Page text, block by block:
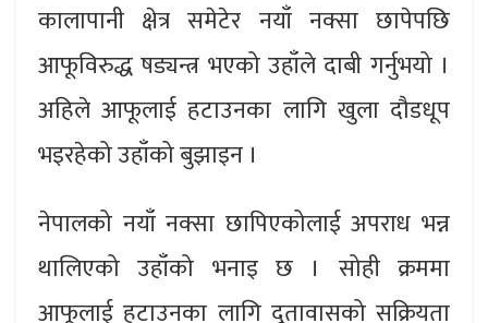
कालापानी क्षेत्र समेटेर नयाँ नक्सा छापेपछि
आफूविरुद्ध षड्यन्त्र भएको उहाँले दाबी गर्नुभयो ।
अहिले आफूलाई हटाउनका लागि खुला दौडधूप
भइरहेको उहाँको बुझाइन ।
नेपालको नयाँ नक्सा छापिएकोलाई अपराध भन्न
थालिएको उहाँको भनाइ छ । सोही क्रममा
आफूलाई हटाउनका लागि दूतावासको सक्रियता